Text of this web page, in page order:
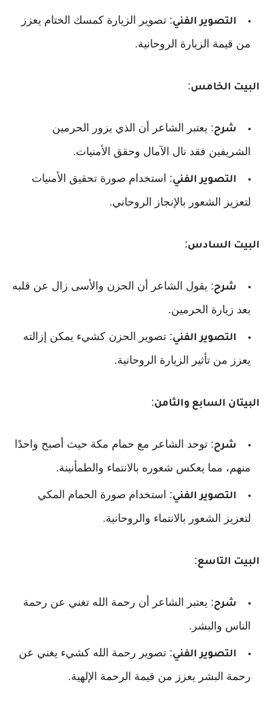
التصوير الفني: تصوير الزيارة كمسك الختام يعزز
من قيمة الزيارة الروحانية.
البيت الخامس:
شرح: يعتبر الشاعر أن الذي يزور الحرمين
الشريفين فقد نال الآمال وحقق الأمنيات.
التصوير الفني: استخدام صورة تحقيق الأمنيات
لتعزيز الشعور بالإنجاز الروحاني.
البيت السادس:
شرح: يقول الشاعر أن الحزن والأسى زال عن قلبه
بعد زيارة الحرمين.
التصوير الفني: تصوير الحزن كشيء يمكن إزالته
يعزز من تأثير الزيارة الروحانية.
البيتان السابع والثامن:
شرح: توحد الشاعر مع حمام مكة حيث أصبح واحدًا
منهم، مما يعكس شعوره بالانتماء والطمأنينة.
التصوير الفني: استخدام صورة الحمام المكي
لتعزيز الشعور بالانتماء والروحانية.
البيت التاسع:
شرح: يعتبر الشاعر أن رحمة الله تغني عن رحمة
الناس والبشر.
التصوير الفني: تصوير رحمة الله كشيء يغني عن
رحمة البشر يعزز من قيمة الرحمة الإلهية.